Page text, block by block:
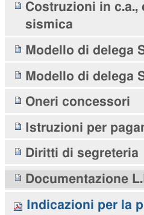
Costruzioni in c.a.,
sismica
Modello di delega
Modello di delega
Oneri concessori
Istruzioni per
Diritti di segreteria
Documentazione
Indicazioni per la